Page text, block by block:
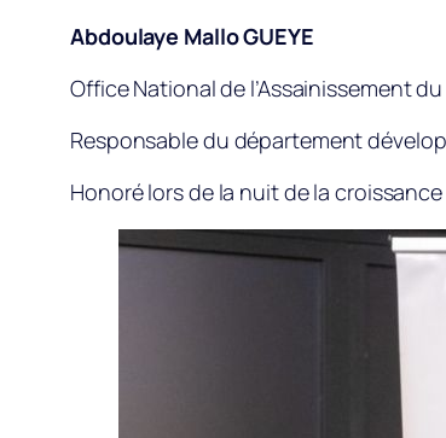
Abdoulaye Mallo GUEYE
Office National de l’Assainissement
Responsable du département
Honoré lors de la nuit de la